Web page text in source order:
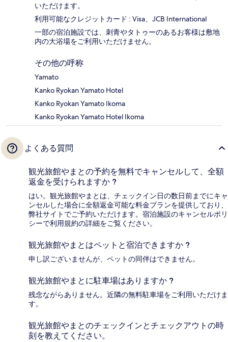
いただけます。
利用可能なクレジットカード : Visa、JCB International
一部の宿泊施設では、刺青やタトゥーのあるお客様は敷地
内の大浴場をご利用いただけません。
その他の呼称
Yamato
Kanko Ryokan Yamato Hotel
Kanko Ryokan Yamato Ikoma
Kanko Ryokan Yamato Hotel Ikoma
よくある質問
観光旅館やまとの予約を無料でキャンセルして、全額
返金を受けられますか ?
はい。観光旅館やまとは、チェックイン日の数日前までにキャ
ンセルした場合に全額返金可能な料金プランを提供しており、
弊社サイトでご予約いただけます。宿泊施設のキャンセルポリ
シーで利用規約の詳細をご覧ください。
観光旅館やまとはペットと宿泊できますか ?
申し訳ございませんが、ペットの同伴はできません。
観光旅館やまとに駐車場はありますか ?
残念ながらありません。近隣の無料駐車場をご利用いただけま
す。
観光旅館やまとのチェックインとチェックアウトの時
刻を教えてください。